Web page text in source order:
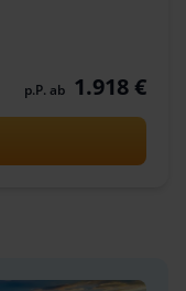
p.P. ab 1.918 €